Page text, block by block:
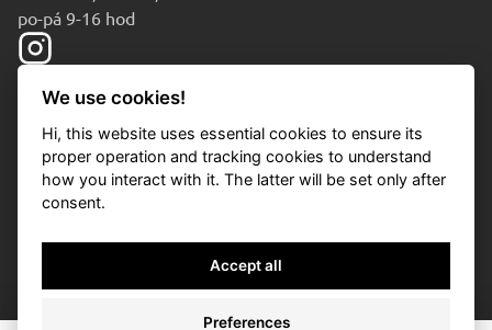
po-pá 9-16 hod
Ochrana osobních údajů
© 2010-2026 Aukční dům Sýpka
We use cookies!
Hi, this website uses essential cookies to ensure its
proper operation and tracking cookies to understand
how you interact with it. The latter will be set only after
consent.
Accept all
Preferences